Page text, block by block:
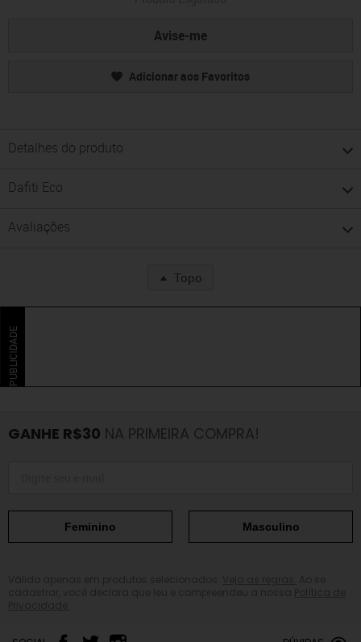
Avise-me
Adicionar aos Favoritos
Detalhes do produto
Dafiti Eco
Avaliações
Topo
PUBLICIDADE
GANHE R$30 NA PRIMEIRA COMPRA!
Feminino Masculino